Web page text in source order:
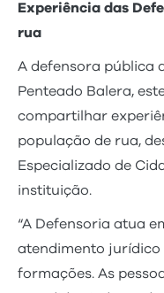
Experiência das
rua
A defensora pública
Penteado Balera,
compartilhar
população de rua,
Especializado de
instituição.
“A Defensoria atua
atendimento jurídico
formações. As